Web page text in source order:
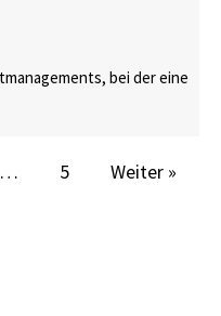
bei der eine
… 5 Weiter »